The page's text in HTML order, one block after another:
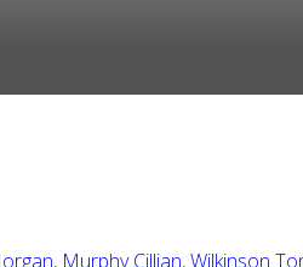
Murphy Cillian,Wilkinson